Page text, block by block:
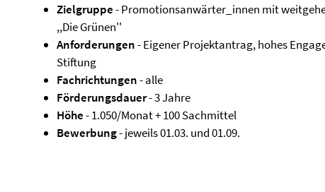
Zielgruppe- Promotionsanwärter_innen mit
,,Die Grünen''
Anforderungen- Eigener Projektantrag, hohes
Stiftung
Fachrichtungen- alle
Förderungsdauer- 3 Jahre
Höhe- 1.050/Monat + 100 Sachmittel
Bewerbung- jeweils 01.03. und 01.09.